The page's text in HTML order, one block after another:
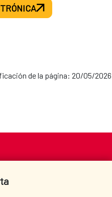
de la página: 20/05/2026